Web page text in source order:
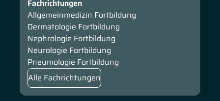
Fachrichtungen
Allgemeinmedizin Fortbildung
Dermatologie Fortbildung
Nephrologie Fortbildung
Neurologie Fortbildung
Pneumologie Fortbildung
Alle Fachrichtungen